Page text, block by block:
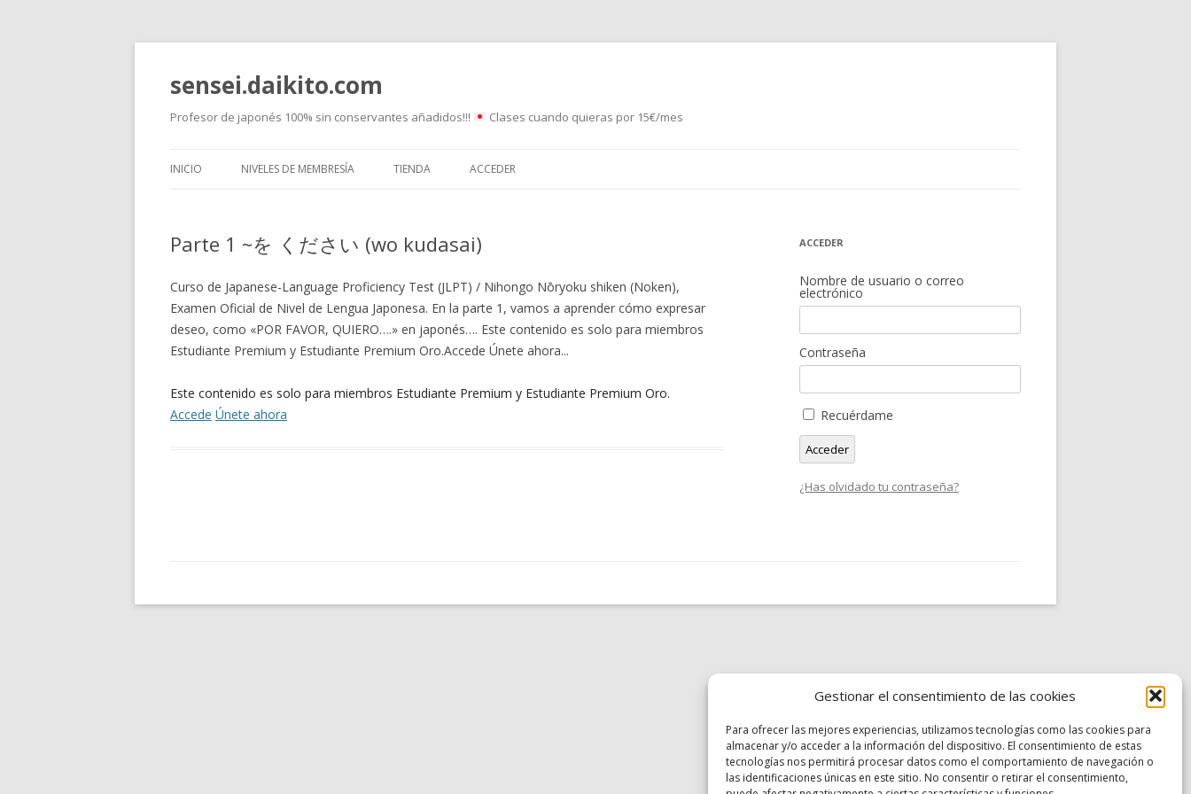
Gestionar el consentimiento de las cookies
Para ofrecer las mejores experiencias, utilizamos tecnologías como las cookies para
almacenar y/o acceder a la información del dispositivo. El consentimiento de estas
tecnologías nos permitirá procesar datos como el comportamiento de navegación o
las identificaciones únicas en este sitio. No consentir o retirar el consentimiento,
sensei.daikito.com
Profesor de japonés 100% sin conservantes añadidos!!! Clases cuando quieras por 15€/mes
INICIO
JLPT
CURIOSIDADES DE JAPÓN
NIVELES DE MEMBRESÍA TIENDA ACCEDER
Parte 1 ~を ください (wo kudasai)
Curso de Japanese-Language Proficiency Test (JLPT) / Nihongo Nōryoku shiken (Noken),
Examen Oficial de Nivel de Lengua Japonesa. En la parte 1, vamos a aprender cómo expresar
deseo, como «POR FAVOR, QUIERO….» en japonés…. Este contenido es solo para miembros
Estudiante Premium y Estudiante Premium Oro.Accede Únete ahora...
Este contenido es solo para miembros Estudiante Premium y Estudiante Premium Oro.
Accede Únete ahora
ACCEDER
Nombre de usuario o correo
electrónico
Contraseña
Recuérdame
Acceder
¿Has olvidado tu contraseña?